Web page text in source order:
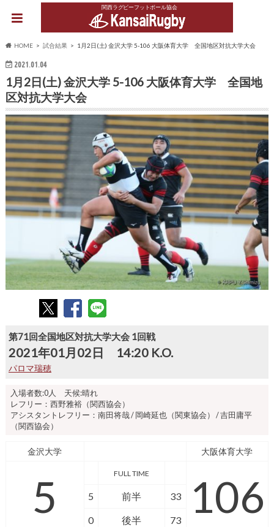
関西ラグビーフットボール協会
HOME 試合結果 1月2日(土) 金沢大学 5-106 大阪体育大学 全国地区対抗大学大会
2021.01.04
1月2日(土) 金沢大学 5-106 大阪体育大学 全国地
区対抗大学大会
第71回全国地区対抗大学大会 1回戦
2021年01月02日 14:20 K.O.
パロマ瑞穂
入場者数:0人 天候:晴れ
レフリー：西野雅裕（関西協会）
アシスタントレフリー：南田将哉 / 岡崎延也（関東協会） / 吉田庸平
（関西協会）
金沢大学 大阪体育大学
5 FULL TIME 106
5 前半 33
0 後半 73